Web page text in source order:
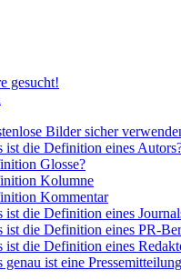
gesucht!
Bilder sicher
ist die Definition eines
Glosse?
Kolumne
Kommentar
ist die Definition eines
ist die Definition eines PR-
ist die Definition eines
genau ist eine